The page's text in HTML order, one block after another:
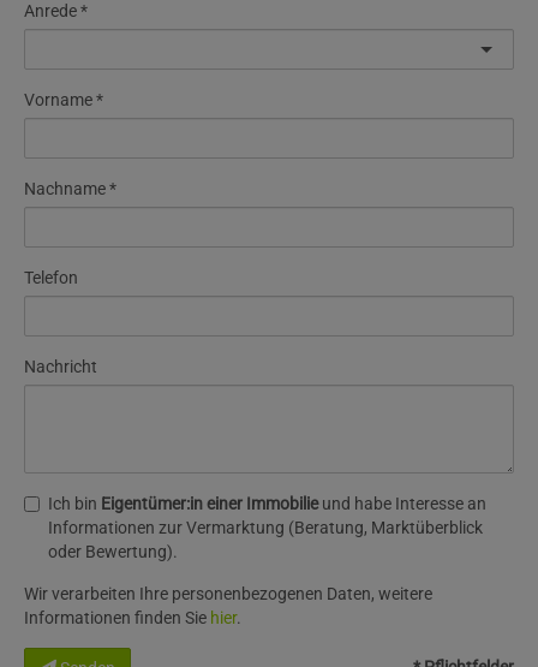
Anrede
Vorname
Nachname
Telefon
Nachricht
Ich bin Eigentümer:in einer Immobilieund habe Interesse an
Informationen zur Vermarktung (Beratung, Marktüberblick
oder Bewertung).
Wir verarbeiten Ihre personenbezogenen Daten, weitere
Informationen finden Sie hier.